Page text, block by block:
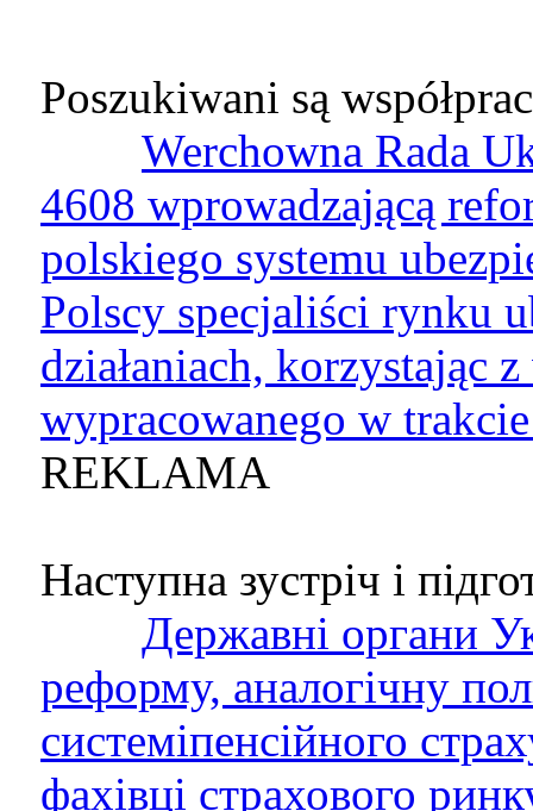
Poszukiwani są
Werchowna Rada
4608 wprowadzającą
polskiego systemu
Polscy specjaliści rynku
działaniach, korzystając
wypracowanego w
REKLAMA
Наступна зустріч і
Державні органи
реформу, аналогічну
системіпенсійного
фахівці страхового